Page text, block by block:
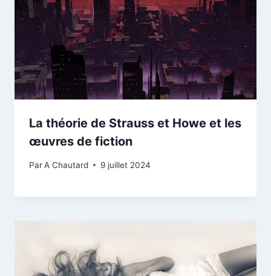
La théorie de Strauss et Howe et les
œuvres de fiction
ParA Chautard 9 juillet 2024